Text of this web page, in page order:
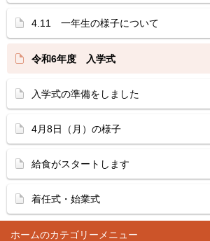
ホーム
4.11 一年生の様子について
令和6年度 入学式
入学式の準備をしました
4月8日（月）の様子
給食がスタートします
着任式・始業式